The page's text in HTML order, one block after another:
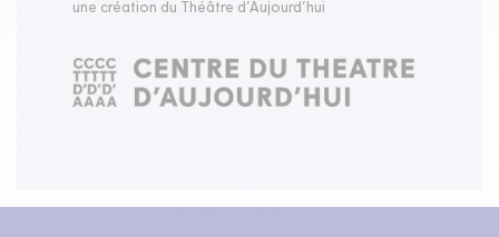
une création du Théâtre d’Aujourd’hui